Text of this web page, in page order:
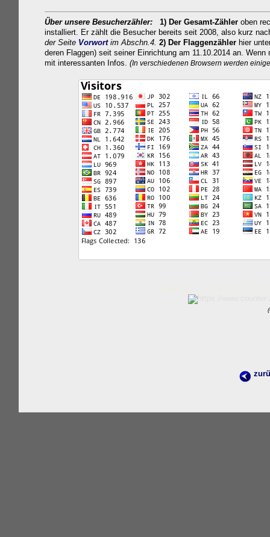
Über unsere Besucherzähler: 1) Der Gesamt-Zähleroben
installiert. Er zählt die Besucher bereits seit 2008, also kurz
der Seite Vorwortim Abschn.4. 2) Der Flaggenzählerhier
deren Flaggen) seit seiner Einrichtung am 11.10.2014 an.
mit interessanten Infos. (In verschiedenen Browsern werden